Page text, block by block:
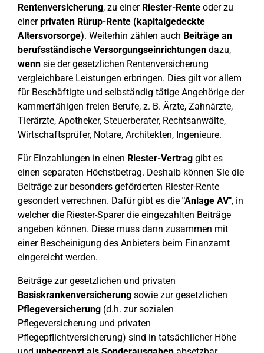
Rentenversicherung, zu einerRiester-Rente oder zu
einerprivaten Rürup-Rente (kapitalgedeckte
Altersvorsorge). Weiterhin zählen auch Beiträge an
berufsständische Versorgungseinrichtungen dazu,
wenn sie der gesetzlichen Rentenversicherung
vergleichbare Leistungen erbringen. Dies gilt vor allem
für Beschäftigte und selbständig tätige Angehörige der
kammerfähigen freien Berufe, z. B. Ärzte, Zahnärzte,
Tierärzte, Apotheker, Steuerberater, Rechtsanwälte,
Wirtschaftsprüfer, Notare, Architekten, Ingenieure.
Für Einzahlungen in einen Riester-Vertrag gibt es
einen separaten Höchstbetrag. Deshalb können Sie die
Beiträge zur besonders geförderten Riester-Rente
gesondert verrechnen. Dafür gibt es die "Anlage AV", in
welcher die Riester-Sparer die eingezahlten Beiträge
angeben können. Diese muss dann zusammen mit
einer Bescheinigung des Anbieters beim Finanzamt
eingereicht werden.
Beiträge zur gesetzlichen und privaten
Basiskrankenversicherung sowie zur gesetzlichen
Pflegeversicherung (d.h. zur sozialen
Pflegeversicherung und privaten
Pflegepflichtversicherung) sind in tatsächlicher Höhe